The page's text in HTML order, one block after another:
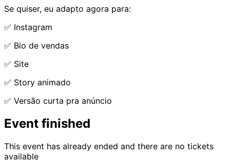
Se quiser, eu adapto agora para:
✅ Instagram
✅ Bio de vendas
✅ Site
✅ Story animado
✅ Versão curta pra anúncio
Event finished
This event has already ended and there are no tickets
available